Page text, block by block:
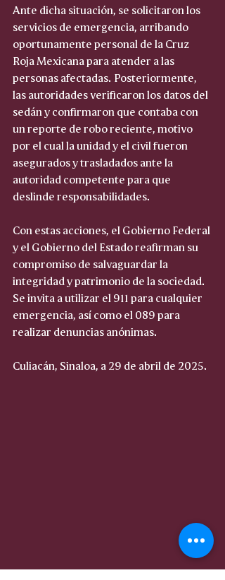
Ante dicha situación, se solicitaron los
servicios de emergencia, arribando
oportunamente personal de la Cruz
Roja Mexicana para atender a las
personas afectadas. Posteriormente,
las autoridades verificaron los datos del
sedán y confirmaron que contaba con
un reporte de robo reciente, motivo
por el cual la unidad y el civil fueron
asegurados y trasladados ante la
autoridad competente para que
deslinde responsabilidades.
Con estas acciones, el Gobierno Federal
y el Gobierno del Estado reafirman su
compromiso de salvaguardar la
integridad y patrimonio de la sociedad.
Se invita a utilizar el 911 para cualquier
emergencia, así como el 089 para
realizar denuncias anónimas.
Culiacán, Sinaloa, a 29 de abril de 2025.